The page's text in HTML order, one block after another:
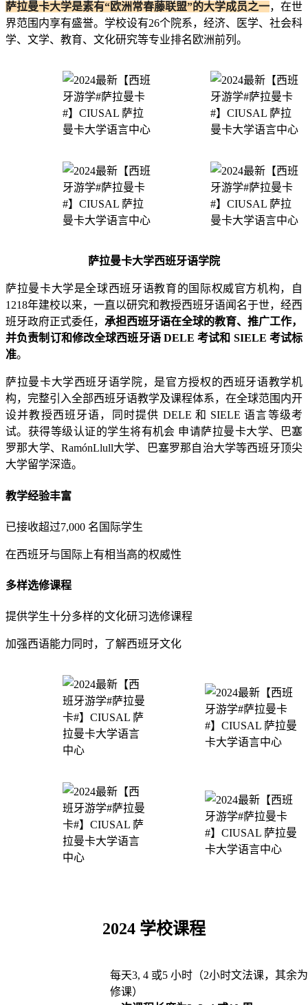
萨拉曼卡大学是素有“欧洲常春藤联盟”的大学成员之一，在世
界范围内享有盛誉。学校设有26个院系，经济、医学、社会科
学、文学、教育、文化研究等专业排名欧洲前列。
萨拉曼卡大学西班牙语学院
萨拉曼卡大学是全球西班牙语教育的国际权威官方机构，自
1218年建校以来，一直以研究和教授西班牙语闻名于世，经西
班牙政府正式委任， 承担西班牙语在全球的教育、推广工作，
并负责制订和修改全球西班牙语 DELE 考试和 SIELE 考试标
准。
萨拉曼卡大学西班牙语学院，是官方授权的西班牙语教学机
构，完整引入全部西班牙语教学及课程体系，在全球范围内开
设并教授西班牙语，同时提供 DELE 和 SIELE 语言等级考
试。获得等级认证的学生将有机会 申请萨拉曼卡大学、巴塞
罗那大学、RamónLlull大学、巴塞罗那自治大学等西班牙顶尖
大学留学深造。
教学经验丰富
已接收超过7,000 名国际学生
在西班牙与国际上有相当高的权威性
多样选修课程
提供学生十分多样的文化研习选修课程
加强西语能力同时，了解西班牙文化
2024 学校课程
每天3, 4 或5 小时（2小时文法课，其余
修课）